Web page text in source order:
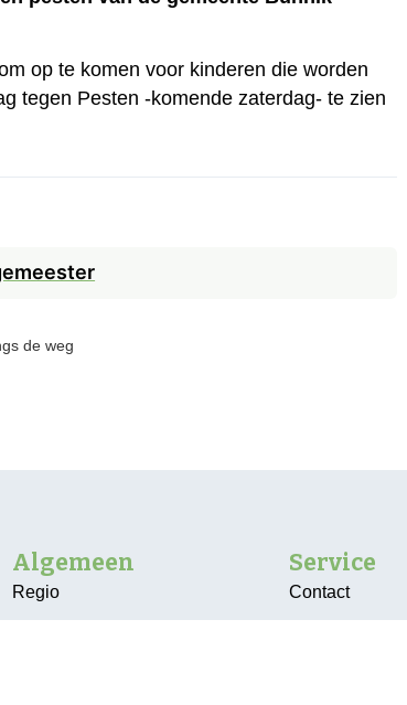
op te komen voor kinderen die worden
tegen Pesten -komende zaterdag- te zien
de weg
Algemeen
Regio
Service
Contact